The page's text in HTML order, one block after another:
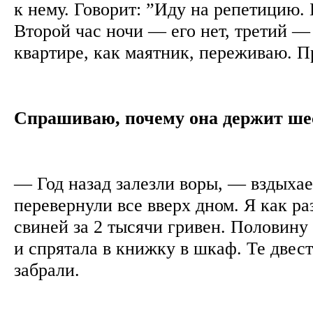
к нему. Говорит: ”Иду на репетицию.
Второй час ночи — его нет, третий
квартире, как маятник, переживаю.
Спрашиваю, почему она держит
— Год назад залезли воры, —
перевернули все вверх дном. Я как
свиней за 2 тысячи гривен.
и спрятала в книжку в шкаф. Те
забрали.